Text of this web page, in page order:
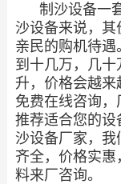
制沙设备一套
沙设备来说，
亲民的购机待
到十几万，几
升，价格会越
免费在线咨询
推荐适合您的设
沙设备厂家，
齐全，价格实
料来厂咨询。